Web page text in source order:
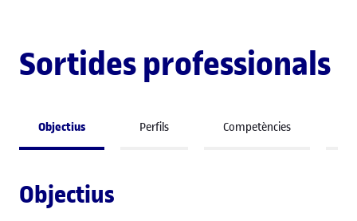
Sortides professionals
Objectius Perfils Competències
Objectius